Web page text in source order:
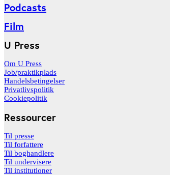
Podcasts
Film
U Press
Om U Press
Job/praktikplads
Handelsbetingelser
Privatlivspolitik
Cookiepolitik
Ressourcer
Til presse
Til forfattere
Til boghandlere
Til undervisere
Til institutioner